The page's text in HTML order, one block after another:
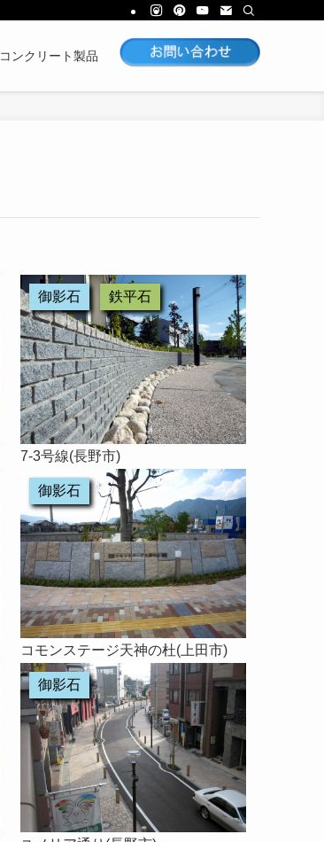
コンクリート製品
7-3号線(長野市)
御影石 鉄平石
コモンステージ天神の杜(上田市)
御影石
御影石